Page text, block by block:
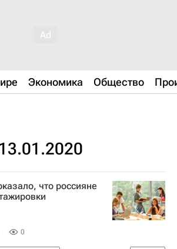
Экономика Общество
что россияне
0